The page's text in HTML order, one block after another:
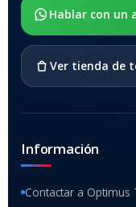
Hablar con un
Ver tienda de
Información
Contactar a Optimus